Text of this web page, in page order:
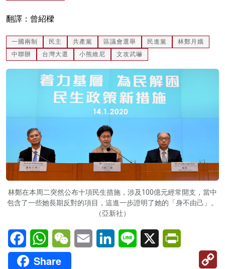
翻譯：曾紹樑
一國兩制 民主 共產黨 區議會選舉 民進黨
林鄭月娥
中聯辦
台灣大選 小熊維尼 文攻武嚇
林鄭在本周二突然公布十項民生措施，涉及100億元經常開支，當中
包含了一些她長期反對的項目，這進一步證明了她的「身不由己」。
（亞新社）
FacebookWhatsAppWeChatEmail LinkedInLine X
Share